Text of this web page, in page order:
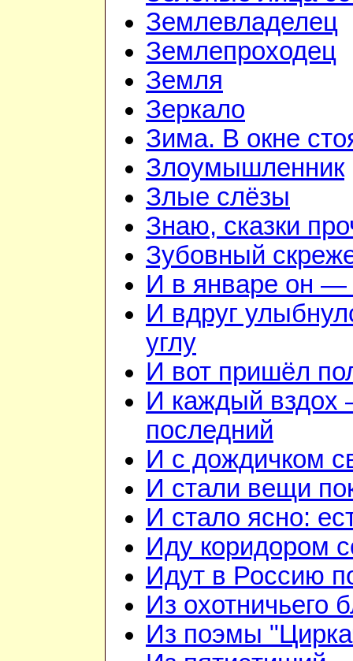
Землевладелец
Землепроходец
Земля
Зеркало
Зима. В окне
Злоумышленник
Злые слёзы
Знаю, сказки
Зубовный
И в январе он —
И вдруг
углу
И вот пришёл
И каждый вздох
последний
И с дождичком
И стали вещи
И стало ясно:
Иду коридором
Идут в Россию
Из охотничьего
Из поэмы